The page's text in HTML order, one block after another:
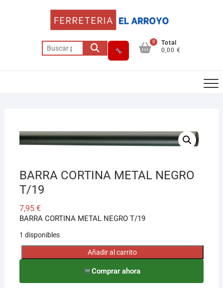
Buscar
por:
0
Total
0,00 €
BARRA CORTINA METAL NEGRO
T/19
7,95 €
BARRA CORTINA METAL NEGRO T/19
1 disponibles
BARRA
METAL
Añadir al carrito
Comprar ahora
Asesor El Arroyo
Llamar (cerrado) WhatsApp Cómo llegar
¡Hola! Soy el asesor virtual de Ferretería El Arroyo.
Cuéntame qué necesitas y te ayudo a encontrarlo,